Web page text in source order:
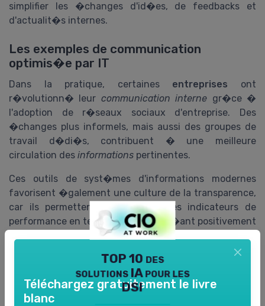
simplifier les �changes d'id�es, de feedbacks et
d'actualit�s internes.
Les exemples de communication
optimis�e par IT
Dans la pratique, certaines entreprises ont
r�volutionn� leur communication interne gr�ce �
l'adoption de r�seaux sociaux d'entreprise. Des
�changes plus informels, mais aussi des groupes de
travail d�di�s, contribuent � une meilleure
circulation des informations pertinentes.
Ces outils de syst�mes d'informations modernes
favorisent �galement une culture de la transparence,
car ils permettent de partager des indicateurs de
performance en temps r�el, influen�ant positivement
l'engagement des employ�s.
S�curit� et fiabilit� dans les �changes
N�anmoins, en parall�le de la facilit� de
communication, la
TOP 10 des
solutions IA pour les
DSI
Téléchargez gratuitement le livre
blanc